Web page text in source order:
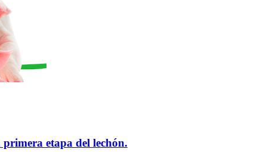
etapa del lechón.